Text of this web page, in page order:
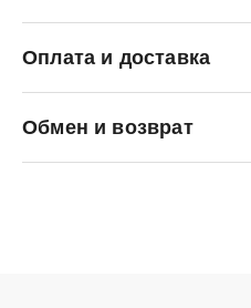
Оплата и доставка
Обмен и возврат